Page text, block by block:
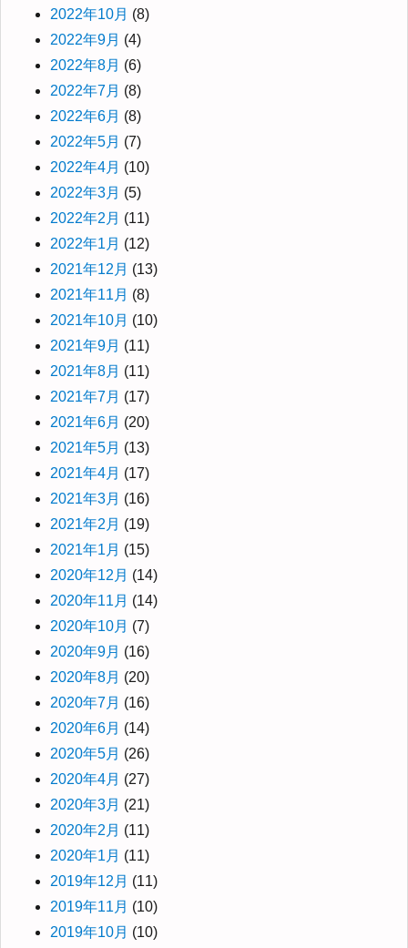
2022年10月 (8)
2022年9月 (4)
2022年8月 (6)
2022年7月 (8)
2022年6月 (8)
2022年5月 (7)
2022年4月 (10)
2022年3月 (5)
2022年2月 (11)
2022年1月 (12)
2021年12月 (13)
2021年11月 (8)
2021年10月 (10)
2021年9月 (11)
2021年8月 (11)
2021年7月 (17)
2021年6月 (20)
2021年5月 (13)
2021年4月 (17)
2021年3月 (16)
2021年2月 (19)
2021年1月 (15)
2020年12月 (14)
2020年11月 (14)
2020年10月 (7)
2020年9月 (16)
2020年8月 (20)
2020年7月 (16)
2020年6月 (14)
2020年5月 (26)
2020年4月 (27)
2020年3月 (21)
2020年2月 (11)
2020年1月 (11)
2019年12月 (11)
2019年11月 (10)
2019年10月 (10)